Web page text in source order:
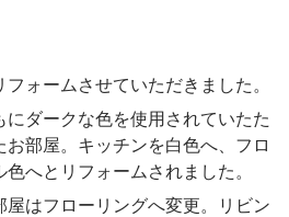
ォームさせていただきました。
にダークな色を使用されていたた
部屋。キッチンを白色へ、フロ
へとリフォームされました。
屋はフローリングへ変更。リビン